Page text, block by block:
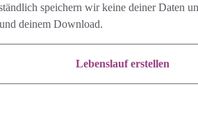
speichern wir keine deiner Daten
deinem Download.
Lebenslauf erstellen